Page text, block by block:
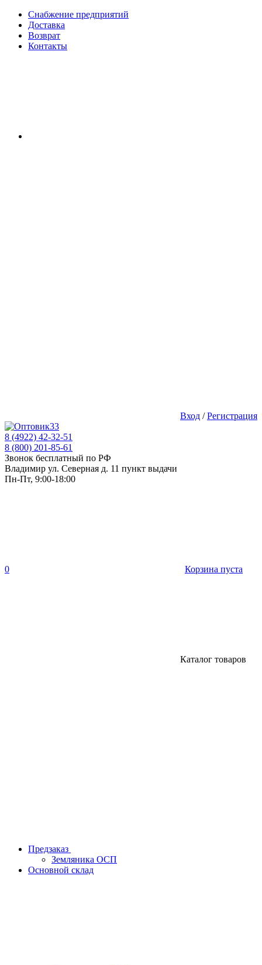
Снабжение предприятий
Доставка
Возврат
Контакты
Вход /Регистрация
8 (4922) 42-32-51
8 (800) 201-85-61
Звонок бесплатный по РФ
Владимир ул. Северная д. 11 пункт выдачи
Пн-Пт, 9:00-18:00
0 Корзина пуста
Каталог товаров
Предзаказ
Земляника ОСП
Основной склад